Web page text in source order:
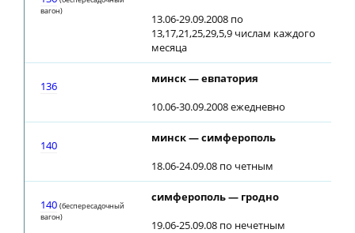
вагон)
13.06-29.09.2008 по
13,17,21,25,29,5,9 числам каждого
месяца
136
минск — евпатория
10.06-30.09.2008 ежедневно
140
минск — симферополь
18.06-24.09.08 по четным
140 (беспересадочный
вагон)
симферополь — гродно
19.06-25.09.08 по нечетным